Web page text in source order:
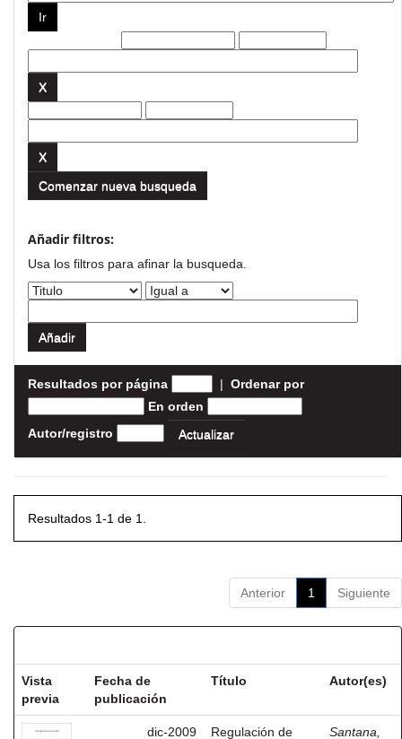
Comenzar nueva busqueda
Añadir filtros:
Usa los filtros para afinar la busqueda.
Resultados por página | Ordenar por
En orden
Autor/registro
Resultados 1-1 de 1.
Anterior 1 Siguiente
Vista
previa
Fecha de
publicación
Título Autor(es)
dic-2009
Regulación de
Santana,